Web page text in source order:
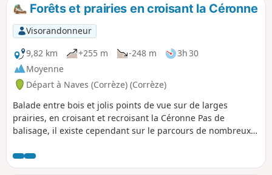
Forêts et prairies en croisant la Céronne
Visorandonneur
9,82 km
+255 m -248 m
3h 30
Moyenne
Départ à Naves (Corrèze) (Corrèze)
Balade entre bois et jolis points de vue sur de larges
prairies, en croisant et recroisant la Céronne Pas de
balisage, il existe cependant sur le parcours de nombreux
hameaux) installés par les " Chandareurs" l'association
navaroise de marche et de VTT.